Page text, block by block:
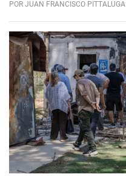
POR JUAN FRANCISCO PITTALUGA